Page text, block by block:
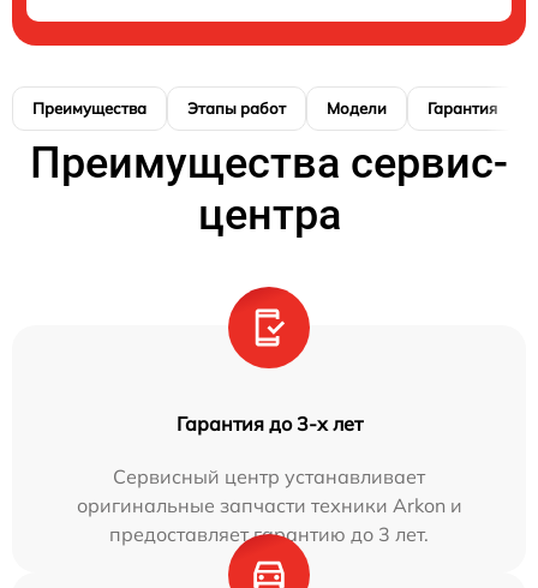
Преимущества Этапы работ Модели Гарантия
Преимущества сервис-
центра
Гарантия до 3-х лет
Сервисный центр устанавливает
оригинальные запчасти техники Arkon и
предоставляет гарантию до 3 лет.